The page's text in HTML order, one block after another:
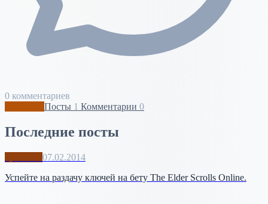
0 комментариев
Посты 1 Комментарии 0
Последние посты
07.02.2014
Успейте на раздачу ключей на бету The Elder Scrolls Online.